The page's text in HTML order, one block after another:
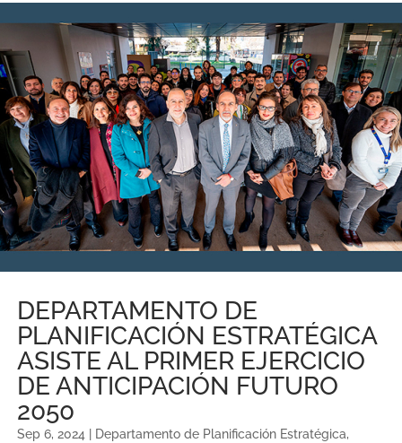
DEPARTAMENTO DE
PLANIFICACIÓN ESTRATÉGICA
ASISTE AL PRIMER EJERCICIO
DE ANTICIPACIÓN FUTURO
2050
Sep 6, 2024 Departamento de Planificación Estratégica,